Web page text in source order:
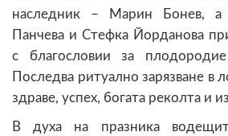
наследник – Марин Бонев, а
Панчева и Стефка Йорданова
с благословии за
Последва ритуално зарязване в
здраве, успех, богата реколта и
В духа на празника